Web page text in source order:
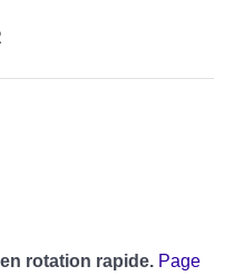
rotation rapide. Page